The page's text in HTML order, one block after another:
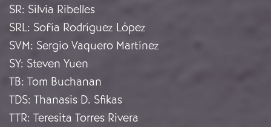
SR: Silvia Ribelles
SRL: Sofía Rodríguez López
SVM: Sergio Vaquero Martínez
SY: Steven Yuen
TB: Tom Buchanan
TDS: Thanasis D. Sfikas
TTR: Teresita Torres Rivera